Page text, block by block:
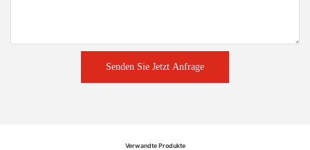
Senden Sie Jetzt Anfrage
Verwandte Produkte